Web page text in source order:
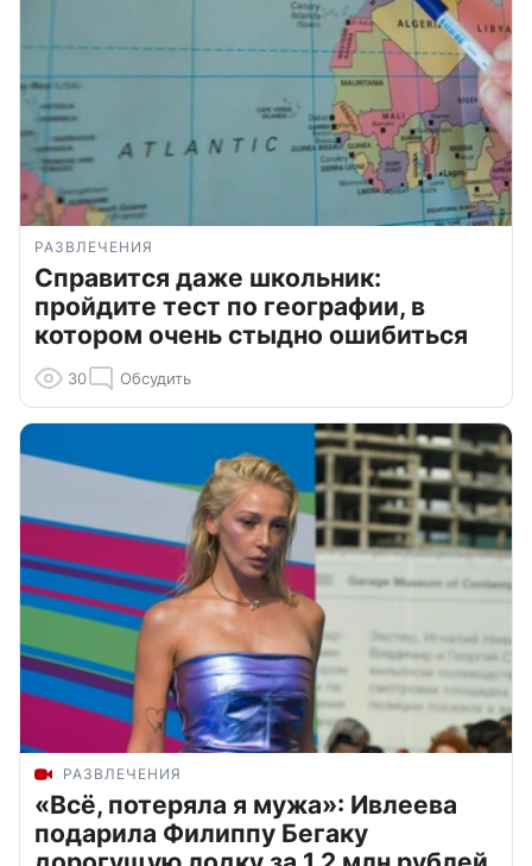
РАЗВЛЕЧЕНИЯ
Справится даже школьник:
пройдите тест по географии, в
котором очень стыдно ошибиться
30 Обсудить
РАЗВЛЕЧЕНИЯ
«Всё, потеряла я мужа»: Ивлеева
подарила Филиппу Бегаку